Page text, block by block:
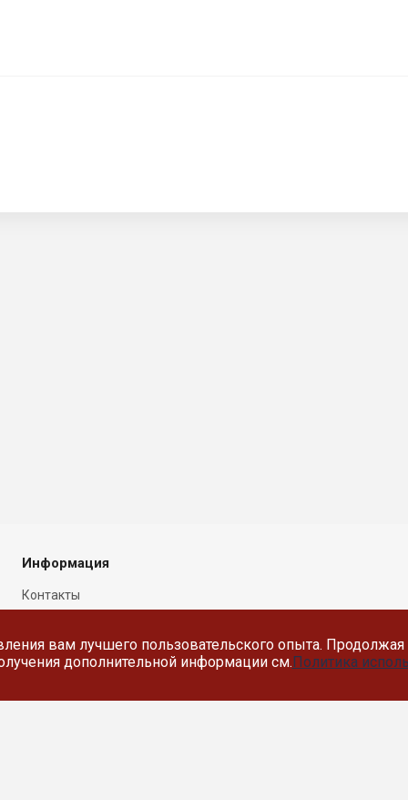
вам лучшего пользовательского опыта. Продолжая
дополнительной информации см.Политика
Информация
Контакты
Политика в отношении
обработки персональных